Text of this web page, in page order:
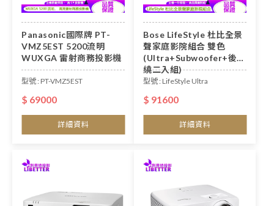
Panasonic國際牌 PT-
VMZ5EST 5200流明
WUXGA 雷射商務投影機
型號 : PT-VMZ5EST
$ 69000
詳細資料
Bose LifeStyle 杜比全景
聲家庭影院組合 雙色
(Ultra+Subwoofer+後環
繞二入組)
型號 : LifeStyle Ultra
$ 91600
詳細資料